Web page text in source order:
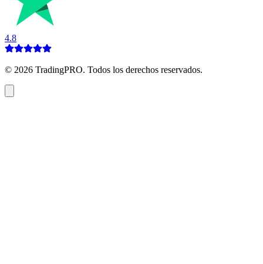
4.8
© 2026 TradingPRO. Todos los derechos reservados.